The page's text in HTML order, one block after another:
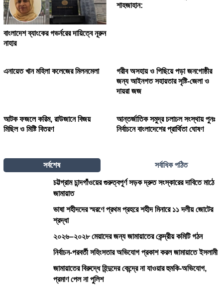
বাংলাদেশ ব্যাংকের গভর্নরের দায়িত্বে নূরুন
নাহার
শাহজাহান:
এনায়েত খান মহিলা কলেজের মিলনমেলা
গরীব অসহায় ও পিছিয়ে পড়া জনগোষ্ঠীর
জন্য আইনগত সহায়তার সৃষ্টি-জেলা ও
দায়রা জজ
আটক ফজলে করিম, রাউজানে বিজয়
মিছিল ও মিষ্টি বিতরণ
আন্তর্জাতিক সমুদ্র চলাচল সংস্থায় পুনঃ
নির্বাচনে বাংলাদেশের প্রার্থিতা ঘোষণ
সর্বশেষ সর্বাধিক পঠিত
চট্টগ্রাম চান্দগাঁওয়ের গুরুত্বপূর্ণ সড়ক দ্রুত সংস্কারের দাবিতে মাঠে
জামায়াত
ভাষা শহীদদের স্মরণে প্রথম প্রহরে শহীদ মিনারে ১১ দলীয় জোটের
শ্রদ্ধা
২০২৬–২০২৮ মেয়াদের জন্য জামায়াতের কেন্দ্রীয় কমিটি গঠন
নির্বাচন-পরবর্তী সহিংসতার অভিযোগ প্রকাশ করল জামায়াতে ইসলামী
জামায়াতের বিরুদ্ধে হিন্দুদের কেন্দ্রে না যাওয়ার হুমকি-অভিযোগ,
প্রমাণ পেল না পুলিশ